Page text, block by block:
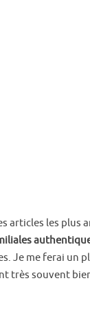
articles les plus
Je me ferai un
très souvent